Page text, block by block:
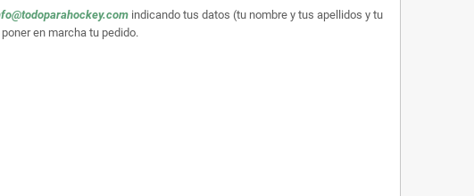
indicando tus datos (tu nombre y tus apellidos y tu
en marcha tu pedido.